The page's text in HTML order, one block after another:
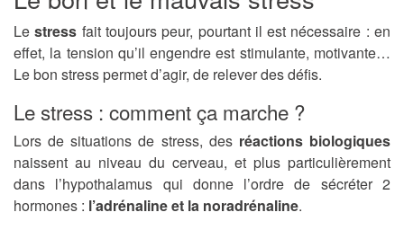
Lestress fait toujours peur, pourtant il est nécessaire : en
effet, la tension qu’il engendre est stimulante, motivante…
Le bon stress permet d’agir, de relever des défis.
Le stress : comment ça marche ?
Lors de situations de stress, des réactions biologiques
naissent au niveau du cerveau, et plus particulièrement
dans l’hypothalamus qui donne l’ordre de sécréter 2
hormones : l’adrénaline et la noradrénaline.